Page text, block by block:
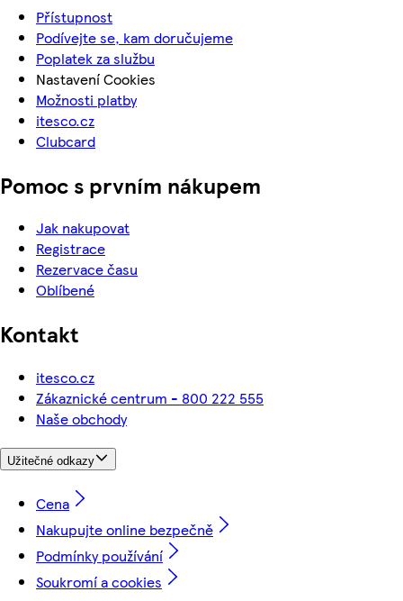
Přístupnost
Podívejte se, kam doručujeme
Poplatek za službu
Nastavení Cookies
Možnosti platby
itesco.cz
Clubcard
Pomoc s prvním nákupem
Jak nakupovat
Registrace
Rezervace času
Oblíbené
Kontakt
itesco.cz
Zákaznické centrum - 800 222 555
Naše obchody
Užitečné odkazy
Cena
Nakupujte online bezpečně
Podmínky používání
Soukromí a cookies